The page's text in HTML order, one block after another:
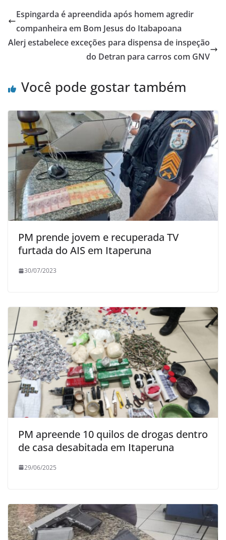
e
b
o
er s
A
p
p
e
Espingarda é apreendida após homem agredir
companheira em Bom Jesus do Itabapoana
Alerj estabelece exceções para dispensa de inspeção
do Detran para carros com GNV
Você pode gostar também
PM prende jovem e recuperada TV
furtada do AIS em Itaperuna
30/07/2023
PM apreende 10 quilos de drogas dentro
de casa desabitada em Itaperuna
29/06/2025